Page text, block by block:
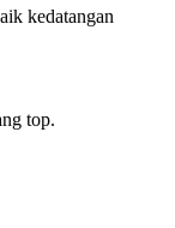
kedatangan
top.